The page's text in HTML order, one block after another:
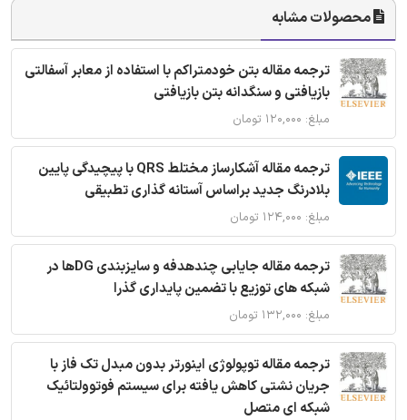
محصولات مشابه
ترجمه مقاله بتن خودمتراکم با استفاده از معابر آسفالتی
بازیافتی و سنگدانه بتن بازیافتی
مبلغ: ۱۲۰,۰۰۰ تومان
ترجمه مقاله آشکارساز مختلط QRS با پیچیدگی پایین
بلادرنگ جدید براساس آستانه گذاری تطبیقی
مبلغ: ۱۲۴,۰۰۰ تومان
ترجمه مقاله جایابی چندهدفه و سایزبندی DGها در
شبکه های توزیع با تضمین پایداری گذرا
مبلغ: ۱۳۲,۰۰۰ تومان
ترجمه مقاله توپولوژی اینورتر بدون مبدل تک فاز با
جریان نشتی کاهش یافته برای سیستم فوتوولتائیک
شبکه ای متصل